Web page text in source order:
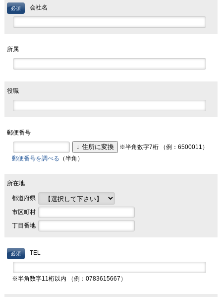
必須 会社名
所属
役職
郵便番号
※半角数字7桁 （例：6500011）
郵便番号を調べる （半角）
所在地
都道府県
市区町村
丁目番地
必須 TEL
※半角数字11桁以内 （例：0783615667）